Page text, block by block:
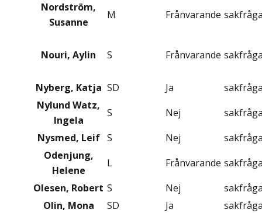
Nordström,
Susanne
M Frånvarande
Nouri, Aylin S Frånvarande
Nyberg, Katja SD Ja
Nylund Watz,
Ingela
S Nej
Nysmed, Leif S Nej
Odenjung,
Helene
L Frånvarande
Olesen, Robert S Nej
Olin, Mona
SD Ja